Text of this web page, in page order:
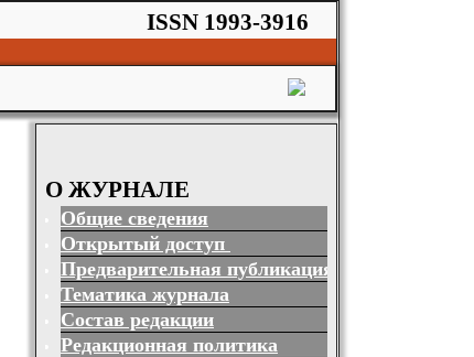
ISSN 1993-3916
О ЖУРНАЛЕ
Общие сведения
Открытый доступ
Предварительная публикация
Тематика журнала
Состав редакции
Редакционная политика